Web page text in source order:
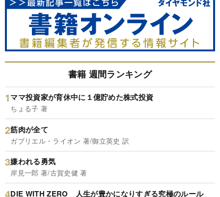
書籍 週間ランキング
ママ投資家が育休中に１億貯めた株式投資
ちょる子 著
筋肉が全て
ガブリエル・ライオン 著/御立英史 訳
嫌われる勇気
岸見一郎 著/古賀史健 著
DIE WITH ZERO 人生が豊かになりすぎる究極のルール